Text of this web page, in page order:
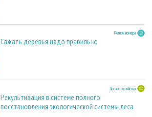
Регион номера
Сажать деревья надо правильно
Лесное хозяйство
Рекультивация в системе полного
восстановления экологической системы леса